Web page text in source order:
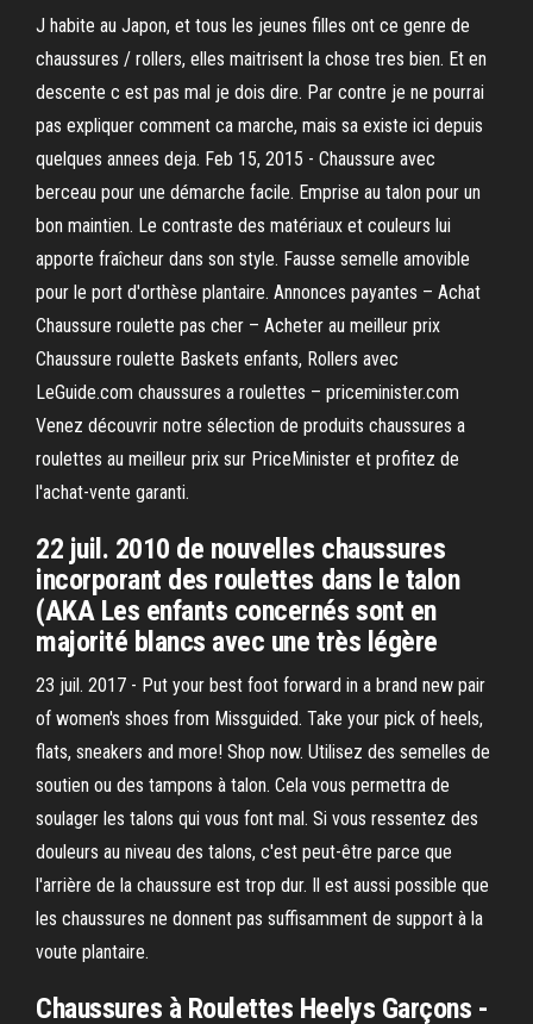
J habite au Japon, et tous les jeunes filles ont ce genre de
chaussures / rollers, elles maitrisent la chose tres bien. Et en
descente c est pas mal je dois dire. Par contre je ne pourrai
pas expliquer comment ca marche, mais sa existe ici depuis
quelques annees deja. Feb 15, 2015 - Chaussure avec
berceau pour une démarche facile. Emprise au talon pour un
bon maintien. Le contraste des matériaux et couleurs lui
apporte fraîcheur dans son style. Fausse semelle amovible
pour le port d'orthèse plantaire. Annonces payantes – Achat
Chaussure roulette pas cher – Acheter au meilleur prix
Chaussure roulette Baskets enfants, Rollers avec
LeGuide.com chaussures a roulettes – priceminister.com
Venez découvrir notre sélection de produits chaussures a
roulettes au meilleur prix sur PriceMinister et profitez de
l'achat-vente garanti.
22 juil. 2010 de nouvelles chaussures
incorporant des roulettes dans le talon
(AKA Les enfants concernés sont en
majorité blancs avec une très légère
23 juil. 2017 - Put your best foot forward in a brand new pair
of women's shoes from Missguided. Take your pick of heels,
flats, sneakers and more! Shop now. Utilisez des semelles de
soutien ou des tampons à talon. Cela vous permettra de
soulager les talons qui vous font mal. Si vous ressentez des
douleurs au niveau des talons, c'est peut-être parce que
l'arrière de la chaussure est trop dur. Il est aussi possible que
les chaussures ne donnent pas suffisamment de support à la
voute plantaire.
Chaussures à Roulettes Heelys Garçons -